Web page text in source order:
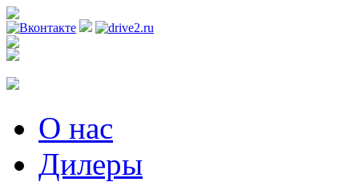
О нас
Дилеры